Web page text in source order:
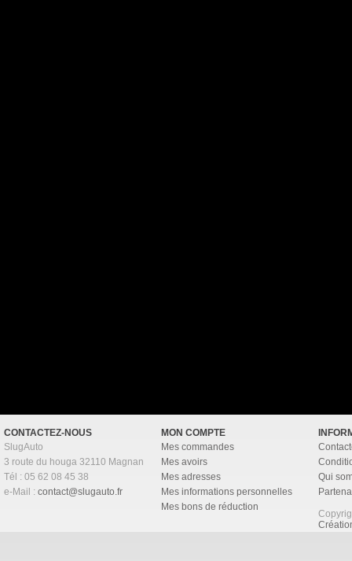
CONTACTEZ-NOUS
SlugAuto
3 route du houga 32110 Magnan
Tél : 05 62 08 45 38
e-Mail : contact@slugauto.fr
MON COMPTE
Mes commandes
Mes avoirs
Mes adresses
Mes informations personnelles
Mes bons de réduction
Qui